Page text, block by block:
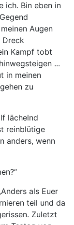
ich. Bin eben in
Augen
Dreck
Kampf tobt
...
in meinen
zu
lächelnd
reinblütige
anders, wenn
als Euer
teil und da
Zuletzt